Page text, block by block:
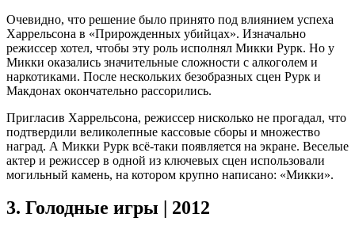
Очевидно, что решение было принято под влиянием успеха
Харрельсона в «Прирожденных убийцах». Изначально
режиссер хотел, чтобы эту роль исполнял Микки Рурк. Но у
Микки оказались значительные сложности с алкоголем и
наркотиками. После нескольких безобразных сцен Рурк и
Макдонах окончательно рассорились.
Пригласив Харрельсона, режиссер нисколько не прогадал, что
подтвердили великолепные кассовые сборы и множество
наград. А Микки Рурк всё-таки появляется на экране. Веселые
актер и режиссер в одной из ключевых сцен использовали
могильный камень, на котором крупно написано: «Микки».
3. Голодные игры | 2012